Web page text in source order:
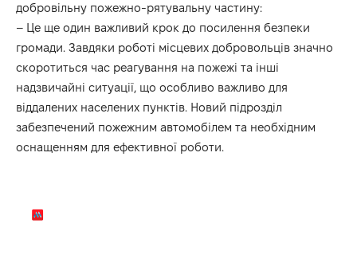
добровільну пожежно-рятувальну частину:
– Це ще один важливий крок до посилення безпеки
громади. Завдяки роботі місцевих добровольців значно
скоротиться час реагування на пожежі та інші
надзвичайні ситуації, що особливо важливо для
віддалених населених пунктів. Новий підрозділ
забезпечений пожежним автомобілем та необхідним
оснащенням для ефективної роботи.